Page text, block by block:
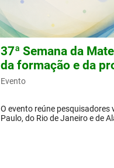
37ª Semana da
da formação e da
Evento
O evento reúne
Paulo, do Rio de Janeiro e de